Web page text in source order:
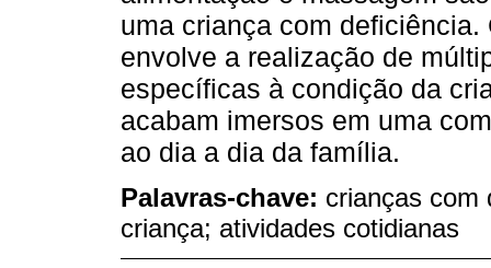
uma criança com
envolve a realização de
específicas à condição da
acabam imersos em uma
ao dia a dia da família.
Palavras-chave: crianças com
criança; atividades cotidianas